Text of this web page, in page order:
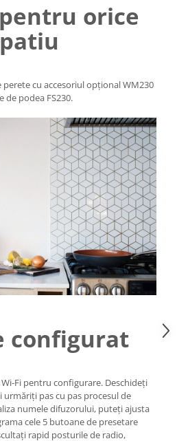
orice
cu accesoriul opțional WM230
de podea FS230.
configurat
Fi pentru configurare. Deschideți
urmăriți pas cu pas procesul de
numele difuzorului, puteți ajusta
cele 5 butoane de presetare
rapid posturile de radio,